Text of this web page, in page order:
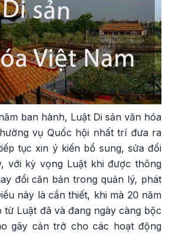
ban hành, Luật Di sản văn hóa
vụ Quốc hội nhất trí đưa ra
tục xin ý kiến bổ sung, sửa đổi
với kỳ vọng Luật khi được thông
đổi căn bản trong quản lý, phát
này là cần thiết, khi mà 20 năm
từ Luật đã và đang ngày càng bộc
gây cản trở cho các hoạt động